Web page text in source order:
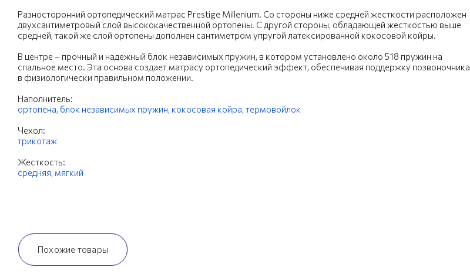
Разносторонний ортопедический матрас Prestige Millenium. Со стороны ниже средней жесткости расположен
двухсантиметровый слой высококачественной ортопены. С другой стороны, обладающей жесткостью выше
средней, такой же слой ортопены дополнен сантиметром упругой латексированной кокосовой койры.
В центре – прочный и надежный блок независимых пружин, в котором установлено около 518 пружин на
спальное место. Эта основа создает матрасу ортопедический эффект, обеспечивая поддержку позвоночника
в физиологически правильном положении.
Наполнитель:
ортопена, блок независимых пружин, кокосовая койра, термовойлок
Чехол:
трикотаж
Жесткость:
средняя, мягкий
Похожие товары